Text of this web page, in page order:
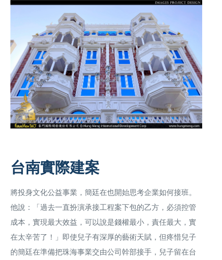
台南實際建案
將投身文化公益事業，簡廷在也開始思考企業如何接班。
他說：「過去一直扮演承接工程案下包的乙方，必須控管
成本，實現最大效益，可以說是錢權最小，責任最大，實
在太辛苦了！」即使兒子有深厚的藝術天賦，但疼惜兒子
的簡廷在準備把珠海事業交由公司幹部接手，兒子留在台